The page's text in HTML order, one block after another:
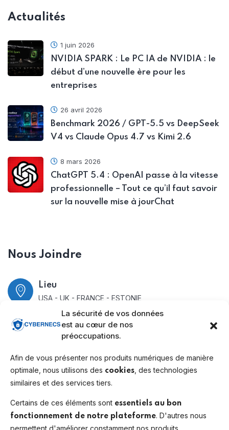
La sécurité de vos données
est au cœur de nos
préoccupations.
Afin de vous présenter nos produits numériques de manière
optimale, nous utilisons des cookies , des technologies
similaires et des services tiers.
Certains de ces éléments sont essentiels au bon
fonctionnement de notre plateforme. D'autres nous
permettent d'améliorer constamment nos produits
Actualités
1 juin 2026
NVIDIA SPARK : Le PC IA de NVIDIA : le
début d’une nouvelle ère pour les
entreprises
26 avril 2026
Benchmark 2026 / GPT-5.5 vs DeepSeek
V4 vs Claude Opus 4.7 vs Kimi 2.6
8 mars 2026
ChatGPT 5.4 : OpenAI passe à la vitesse
professionnelle – Tout ce qu’il faut savoir
sur la nouvelle mise à jourChat
Nous Joindre
Lieu
USA - UK - FRANCE - ESTONIE
FRANCE
PARIS
Tél
+33650012445
Newsletter